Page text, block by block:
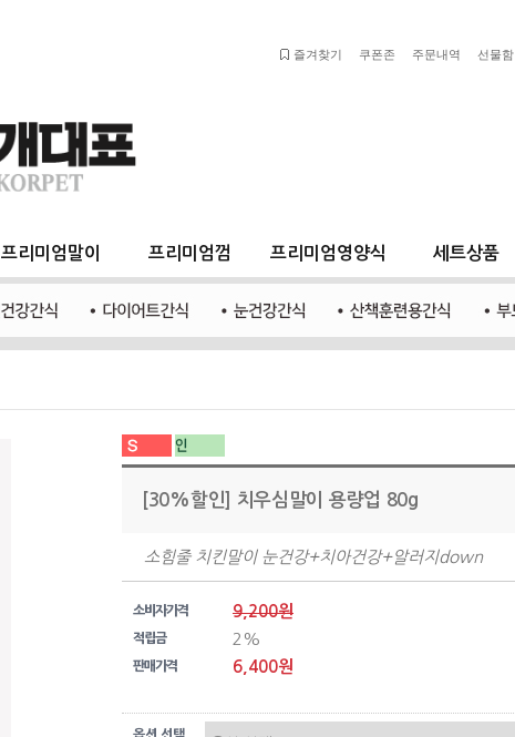
선물함
주문내역
쿠폰존
즐겨찾기
프리미엄말이 프리미엄껌 프리미엄영양식 세트상품
[30%할인] 치우심말이 용량업 80g
소힘줄 치킨말이 눈건강+치아건강+알러지down
소비자가격 9,200원
적립금 2%
판매가격 6,400원